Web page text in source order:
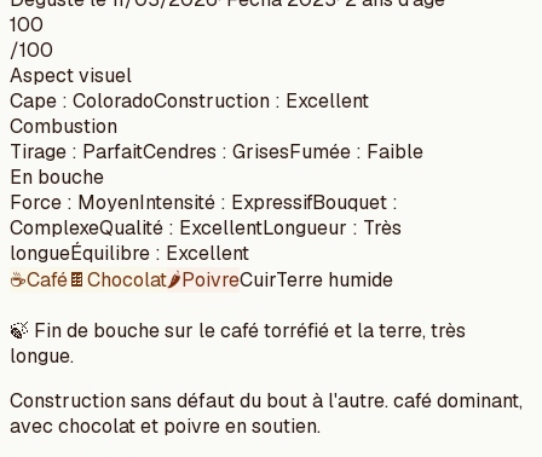
100
/100
Aspect visuel
Cape : ColoradoConstruction : Excellent
Combustion
Tirage : ParfaitCendres : GrisesFumée : Faible
En bouche
Force : MoyenIntensité : ExpressifBouquet :
ComplexeQualité : ExcellentLongueur : Très
longueÉquilibre : Excellent
☕Café🍫Chocolat🌶️PoivreCuirTerre humide
🍃 Fin de bouche sur le café torréfié et la terre, très
longue.
Construction sans défaut du bout à l'autre. café dominant,
avec chocolat et poivre en soutien.